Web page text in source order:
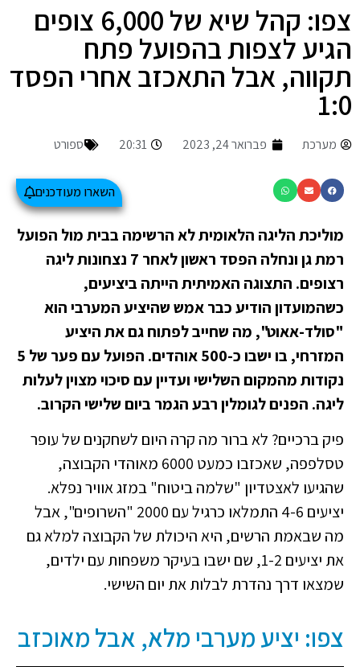
צפו: קהל שיא של 6,000 צופים
הגיע לצפות בהפועל פתח
תקווה, אבל התאכזב אחרי הפסד
1:0
מערכת פברואר 24, 2023 20:31 ספורט
השארו מעודכנים
מוליכת הליגה הלאומית לא הרשימה בבית מול הפועל
רמת גן ונחלה הפסד ראשון לאחר 7 נצחונות ליגה
רצופים. התצוגה האמיתית הייתה ביציעים,
כשהמועדון הודיע כבר אמש שהיציע המערבי הוא
"סולד-אאוט", מה שחייב לפתוח גם את היציע
המזרחי, בו ישבו כ-500 אוהדים. הפועל עם פער של 5
נקודות מהמקום השלישי ועדיין עם סיכוי מצוין לעלות
ליגה. הפנים לגומלין רבע הגמר ביום שלישי הקרוב.
פיק ברכיים? לא ברור מה קרה היום לשחקנים של עופר
טסלפפה, שאכזבו כמעט 6000 מאוהדי הקבוצה,
שהגיעו לאצטדיון "שלמה ביטוח" במזג אוויר נפלא.
יציעים 4-6 התמלאו כרגיל עם 2000 "השרופים", אבל
מה שבאמת הרשים, היא היכולת של הקבוצה למלא גם
את יציעים 1-2, שם ישבו בעיקר משפחות עם ילדים,
שמצאו דרך נהדרת לבלות את יום השישי.
צפו: יציע מערבי מלא, אבל מאוכזב